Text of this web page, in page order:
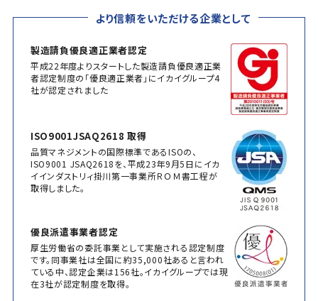
より信頼をいただける企業として
製造請負優良適正業者認定
平成22年度よりスタートした製造請負優良適正業
者認定制度の「優良適正業者」にイカイグループ4
社が認定されました
ISO9001JSAQ2618 取得
品質マネジメントの国際標準であるISOの、
ISO9001 JSAQ2618を、平成23年9月5日にイカ
イインダストリィ掛川第一事業所ＲＯＭ書工程が
取得しました。
優良派遣事業者認定
厚生労働省の委託事業として実施される認定制度
です。同事業社は全国に約35,000社あると言われ
ている中、認定企業は156社。イカイグループでは現
在3社が認定制度を取得。